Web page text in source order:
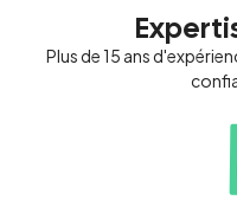
Plus de 15 ans